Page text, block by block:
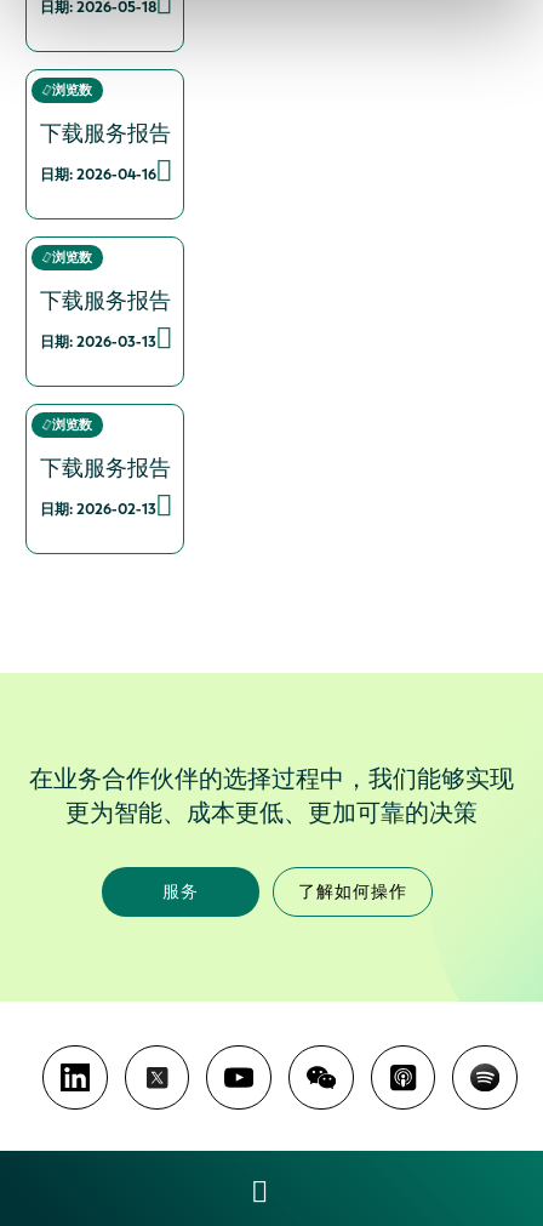
日期: 2026-05-18
浏览数
下载服务报告
日期: 2026-04-16
浏览数
下载服务报告
日期: 2026-03-13
浏览数
下载服务报告
日期: 2026-02-13
在业务合作伙伴的选择过程中，我们能够实现
更为智能、成本更低、更加可靠的决策
服务 了解如何操作